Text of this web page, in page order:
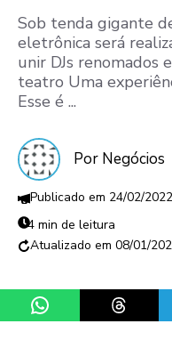
Sob tenda gigante
eletrônica será
unir DJs renomados
teatro Uma
Esse é ...
Por Negócios
24/02/2022
4 min de leitura
08/01/
Share on WhatsApp
Share